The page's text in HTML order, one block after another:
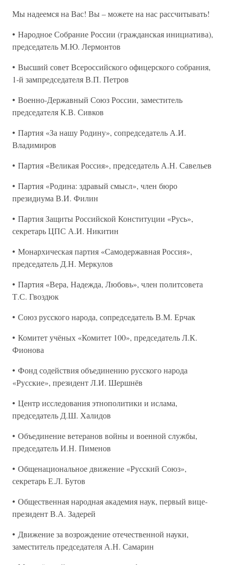
Мы надеемся на Вас! Вы – можете на нас рассчитывать!
• Народное Собрание России (гражданская инициатива),
председатель М.Ю. Лермонтов
• Высший совет Всероссийского офицерского собрания,
1-й зампредседателя В.П. Петров
• Военно-Державный Союз России, заместитель
председателя К.В. Сивков
• Партия «За нашу Родину», сопредседатель А.И.
Владимиров
• Партия «Великая Россия», председатель А.Н. Савельев
• Партия «Родина: здравый смысл», член бюро
президиума В.И. Филин
• Партия Защиты Российской Конституции «Русь»,
секретарь ЦПС А.И. Никитин
• Монархическая партия «Самодержавная Россия»,
председатель Д.Н. Меркулов
• Партия «Вера, Надежда, Любовь», член политсовета
Т.С. Гвоздюк
• Союз русского народа, сопредседатель В.М. Ерчак
• Комитет учёных «Комитет 100», председатель Л.К.
Фионова
• Фонд содействия объединению русского народа
«Русские», президент Л.И. Шершнёв
• Центр исследования этнополитики и ислама,
председатель Д.Ш. Халидов
• Объединение ветеранов войны и военной службы,
председатель И.Н. Пименов
• Общенациональное движение «Русский Союз»,
секретарь Е.Л. Бутов
• Общественная народная академия наук, первый вице-
президент В.А. Задерей
• Движение за возрождение отечественной науки,
заместитель председателя А.Н. Самарин